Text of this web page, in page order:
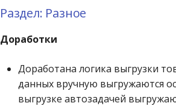
Раздел: Разное
Доработки
Доработана логика выгрузки
данных вручную выгружаются
выгрузке автозадачей